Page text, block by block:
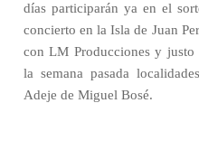
días participarán ya en el
concierto en la Isla de Juan
con LM Producciones y justo
la semana pasada
Adeje de Miguel Bosé.